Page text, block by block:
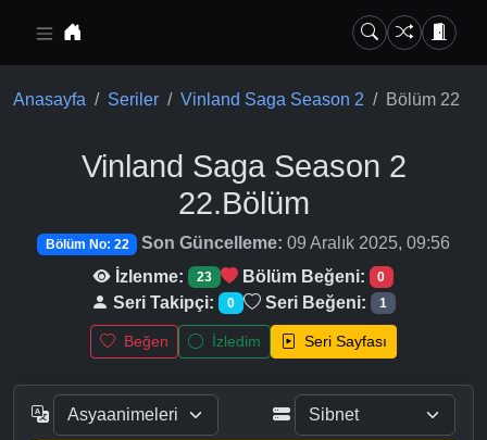
Anasayfa Seriler Vinland Saga Season 2 Bölüm 22
Vinland Saga Season 2
22.Bölüm
Bölüm No: 22 Son Güncelleme: 09 Aralık 2025, 09:56
İzlenme:
23 Bölüm Beğeni: 0
Seri Takipçi: 0 Seri Beğeni: 1
Beğen İzledim Seri Sayfası